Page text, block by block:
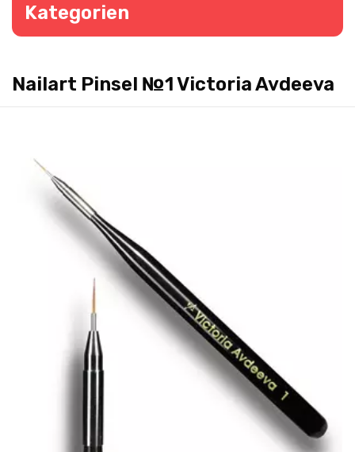
Kategorien
Nailart Pinsel №1 Victoria Avdeeva